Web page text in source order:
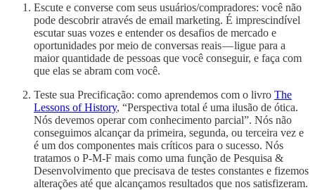
Escute e converse com seus usuários/compradores: você não
pode descobrir através de email marketing. É imprescindível
escutar suas vozes e entender os desafios de mercado e
oportunidades por meio de conversas reais — ligue para a
maior quantidade de pessoas que você conseguir, e faça com
que elas se abram com você.
Teste sua Precificação: como aprendemos com o livro The
Lessons of History, “Perspectiva total é uma ilusão de ótica.
Nós devemos operar com conhecimento parcial”. Nós não
conseguimos alcançar da primeira, segunda, ou terceira vez e
é um dos componentes mais críticos para o sucesso. Nós
tratamos o P-M-F mais como uma função de Pesquisa &
Desenvolvimento que precisava de testes constantes e fizemos
alterações até que alcançamos resultados que nos satisfizeram.